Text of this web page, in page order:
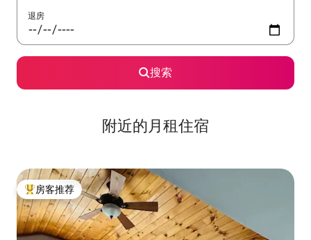
退房
搜索
附近的月租住宿
热门「房客推荐」
房客推荐